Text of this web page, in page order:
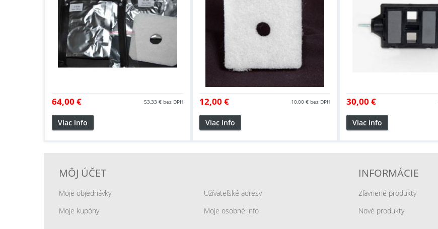
64,00 € 53,33 €bez DPH
Viac info
12,00 € 10,00 € bez DPH
Viac info
30,00 €
Viac info
MÔJ ÚČET
Moje objednávky
Moje kupóny
Užívateľské adresy
Moje osobné info
INFORMÁCIE
Zľavnené produkty
Nové produkty